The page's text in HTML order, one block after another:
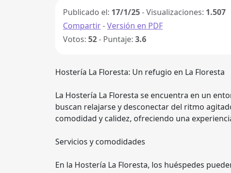
Publicado el: 17/1/25- Visualizaciones: 1.507
Compartir-Versión en PDF
Votos: 52- Puntaje: 3.6
Hostería La Floresta: Un refugio en La Floresta
La Hostería La Floresta se encuentra en un
buscan relajarse y desconectar del ritmo
comodidad y calidez, ofreciendo una
Servicios y comodidades
En la Hostería La Floresta, los huéspedes